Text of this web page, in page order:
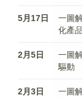
5月17日
一圖
化產
2月5日
一圖
驅動
2月3日
一圖